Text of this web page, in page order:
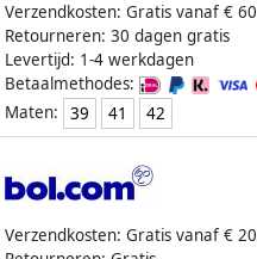
Verzendkosten: Gratis vanaf € 60
Retourneren: 30 dagen gratis
Levertijd: 1-4 werkdagen
Betaalmethodes:
Maten:
39 41 42
Verzendkosten: Gratis vanaf € 20